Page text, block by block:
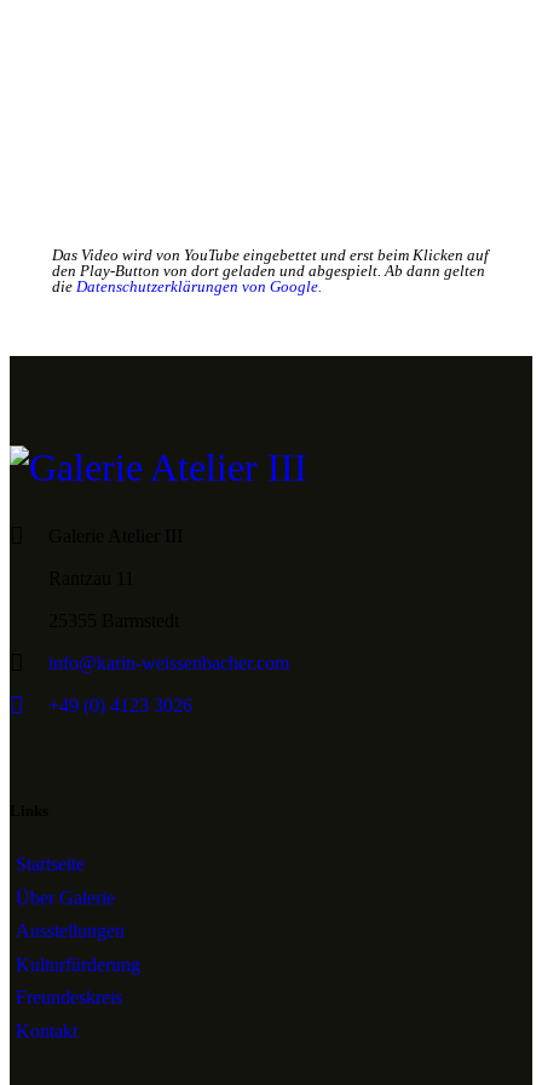
Das Video wird von YouTube eingebettet und erst beim Klicken auf
den Play-Button von dort geladen und abgespielt. Ab dann gelten
die Datenschutzerklärungen von Google.
info@karin-weissenbacher.com
+49 (0) 4123 3026
Startseite
Über Galerie
Ausstellungen
Kulturfürderung
Freundeskreis
Kontakt